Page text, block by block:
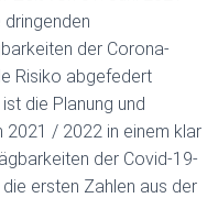
dringenden
der Corona-
Risiko abgefedert
die Planung und
2021 / 2022 in einem klar
der Covid-19-
ersten Zahlen aus der